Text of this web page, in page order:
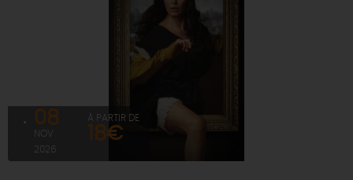
08
NOV
2026
À PARTIR DE
18€